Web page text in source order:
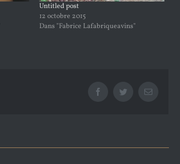
Untitled post
12 octobre 2015
Dans "Fabrice Lafabriqueavins"
Facebook Twitter Email